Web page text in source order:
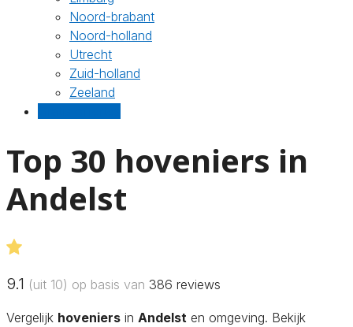
Noord-brabant
Noord-holland
Utrecht
Zuid-holland
Zeeland
Top 30 hoveniers in
Andelst
9.1 (uit 10) op basis van 386 reviews
Vergelijk hoveniers in Andelst en omgeving. Bekijk